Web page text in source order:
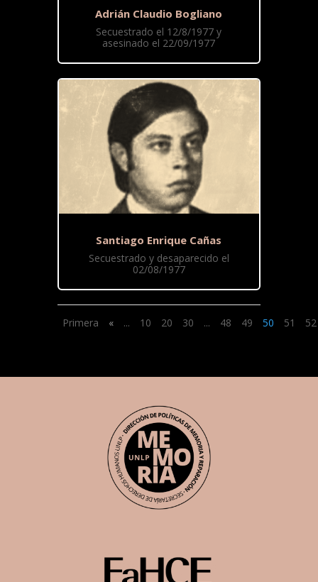
Adrián Claudio Bogliano
Secuestrado el 12/8/1977 y
asesinado el 22/09/1977
Santiago Enrique Cañas
Secuestrado y desaparecido el
02/08/1977
Primera « ... 10 20 30 ... 48 49 50 51 52